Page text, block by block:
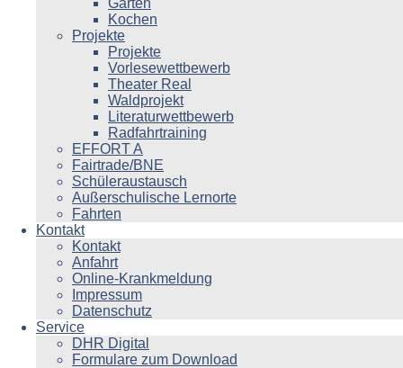
Garten
Kochen
Projekte
Projekte
Vorlesewettbewerb
Theater Real
Waldprojekt
Literaturwettbewerb
Radfahrtraining
EFFORT A
Fairtrade/BNE
Schüleraustausch
Außerschulische Lernorte
Fahrten
Kontakt
Kontakt
Anfahrt
Online-Krankmeldung
Impressum
Datenschutz
Service
DHR Digital
Formulare zum Download